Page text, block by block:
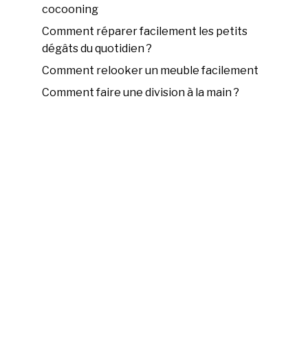
cocooning
Comment réparer facilement les petits
dégâts du quotidien ?
Comment relooker un meuble facilement
Comment faire une division à la main ?